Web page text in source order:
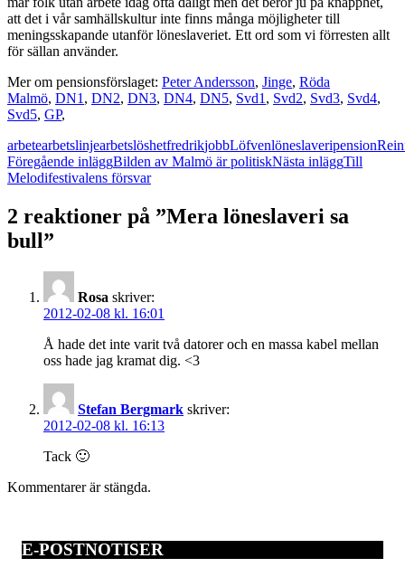
att det i vår samhällskultur inte finns många möjligheter till
meningsskapande utanför löneslaveriet. Ett ord som vi förresten allt
för sällan använder.
Mer om pensionsförslaget: Peter Andersson, Jinge, Röda
Malmö, DN1 , DN2, DN3, DN4, DN5, Svd1 , Svd2, Svd3, Svd4,
Svd5, GP,
arbetearbetslinjearbetslöshetfredrikjobbLöfvenlöneslaveripension
Inläggsnavigering
Föregående inläggBilden av Malmö är politiskNästa inläggTill
Melodifestivalens försvar
2 reaktioner på ”Mera löneslaveri sa
bull”
Rosa skriver:
2012-02-08 kl. 16:01
Å hade det inte varit två datorer och en massa kabel mellan
oss hade jag kramat dig. <3
Stefan Bergmark skriver:
2012-02-08 kl. 16:13
Tack 🙂
Kommentarer är stängda.
E-POSTNOTISER